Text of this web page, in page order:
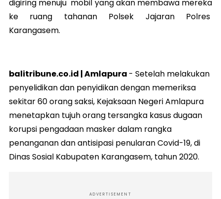
digiring menuju mobil yang akan membawa mereka
ke ruang tahanan Polsek Jajaran Polres
Karangasem.
balitribune.co.id | Amlapura - Setelah melakukan
penyelidikan dan penyidikan dengan memeriksa
sekitar 60 orang saksi, Kejaksaan Negeri Amlapura
menetapkan tujuh orang tersangka kasus dugaan
korupsi pengadaan masker dalam rangka
penanganan dan antisipasi penularan Covid-19, di
Dinas Sosial Kabupaten Karangasem, tahun 2020.
ADVERTISEMENT